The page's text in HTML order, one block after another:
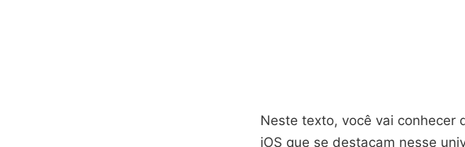
Neste texto, você vai conhecer
iOS que se destacam nesse